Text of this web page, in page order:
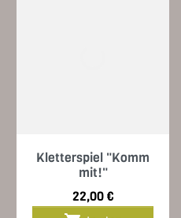
Kletterspiel "Komm
mit!"
Preis
22,00 €